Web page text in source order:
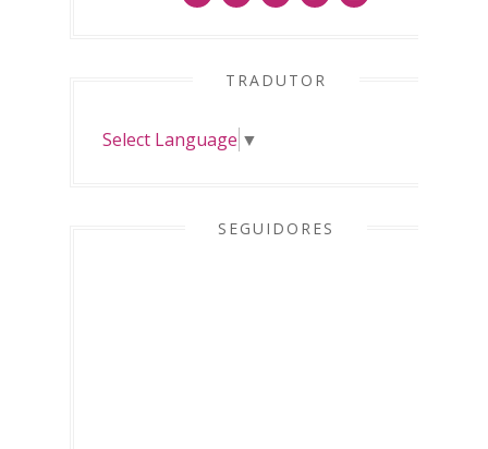
TRADUTOR
Select Language ▼
SEGUIDORES